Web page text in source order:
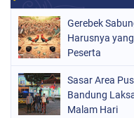
Gerebek
Harusnya
Peserta
Sasar Area
Bandung
Malam Hari